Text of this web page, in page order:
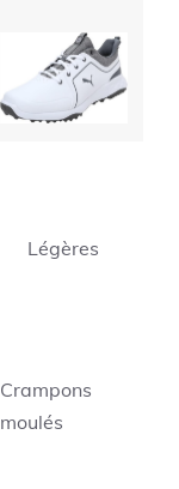
Légères
Crampons
moulés